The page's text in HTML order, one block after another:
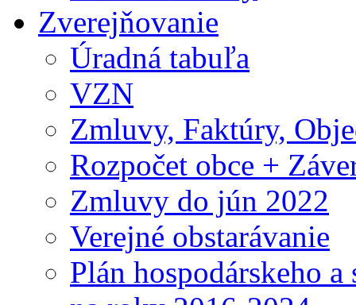
Zverejňovanie
Úradná tabuľa
VZN
Zmluvy, Faktúry,
Rozpočet obce +
Zmluvy do jún 2022
Verejné obstarávanie
Plán hospodárskeho